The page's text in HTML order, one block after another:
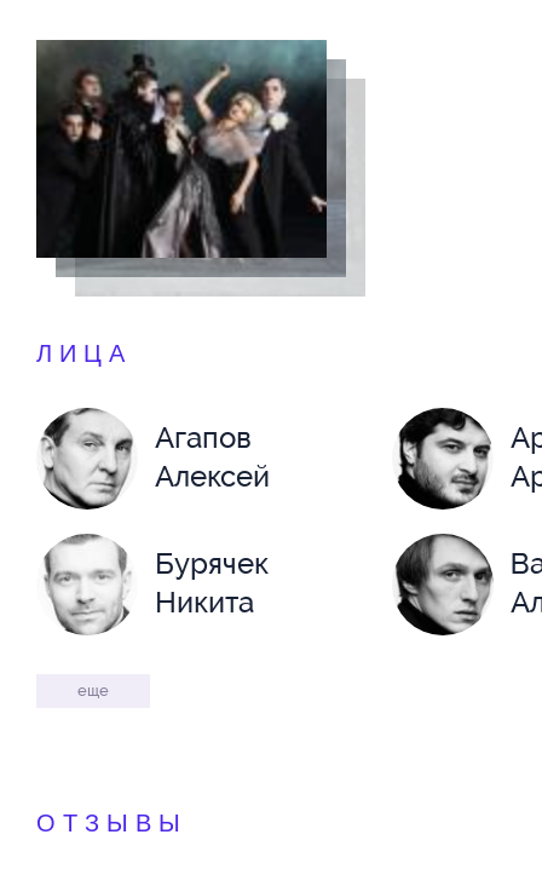
ЛИЦА
Агапов
Алексей
Бурячек
Никита
Власов
еще
ОТЗЫВЫ